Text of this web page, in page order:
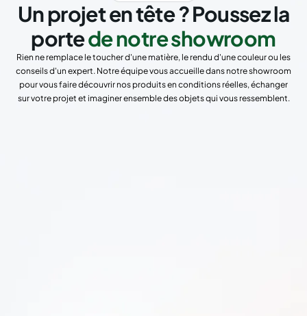
Un projet en tête ? Poussez la
portede notre showroom
Rien ne remplace le toucher d'une matière, le rendu d'une couleur ou les
conseils d'un expert. Notre équipe vous accueille dans notre showroom
pour vous faire découvrir nos produits en conditions réelles, échanger
sur votre projet et imaginer ensemble des objets qui vous ressemblent.